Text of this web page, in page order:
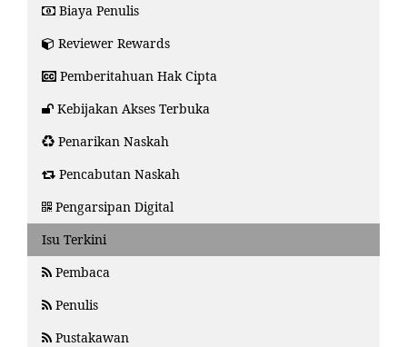
Biaya Penulis
Reviewer Rewards
Pemberitahuan Hak Cipta
Kebijakan Akses Terbuka
Penarikan Naskah
Pencabutan Naskah
Pengarsipan Digital
Isu Terkini
Pembaca
Penulis
Pustakawan